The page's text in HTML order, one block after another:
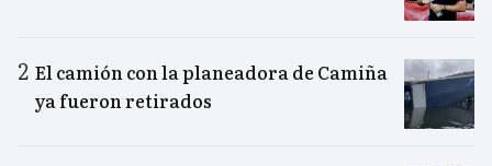
El camión con la planeadora de Camiña
ya fueron retirados